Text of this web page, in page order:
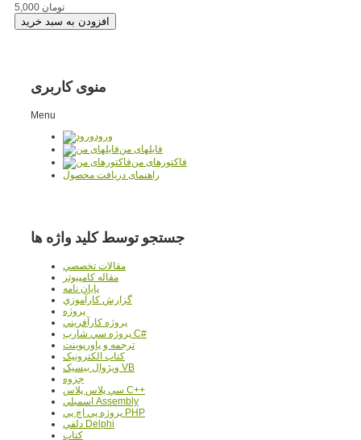
5,000 تومان
منوی کاربری
Menu
ورود
فایلهای من
فاکتورهای من
راهنمای دریافت محصول
جستجو توسط کلید واژه ها
مقالات تخصصي
مقاله کامپیوتر
پایان نامه
گزارش کارآموزي
پروژه
پروژه کارآفريني
پروژه سي شارپ C#
ترجمه و پاورپوينت
کتاب الکترونيک
ويژوال بيسيک VB
جزوه
سي پلاس پلاس C++
اسمبلي Assembly
پروژه پي اچ پي PHP
دلفي Delphi
کتاب